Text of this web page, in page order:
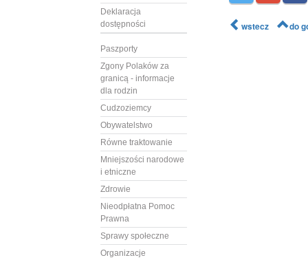
Deklaracja
dostępności
Paszporty
Zgony Polaków za
granicą - informacje
dla rodzin
Cudzoziemcy
Obywatelstwo
Równe traktowanie
Mniejszości narodowe
i etniczne
Zdrowie
Nieodpłatna Pomoc
Prawna
Sprawy społeczne
Organizacje
wstecz do